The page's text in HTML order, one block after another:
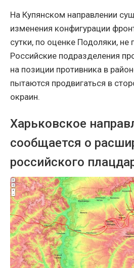
На Купянском направлении
изменения конфигурации
сутки, по оценке Подоляки, не
Российские подразделения
на позиции противника в
пытаются продвигаться в
окраин.
Харьковское
сообщается о
российского